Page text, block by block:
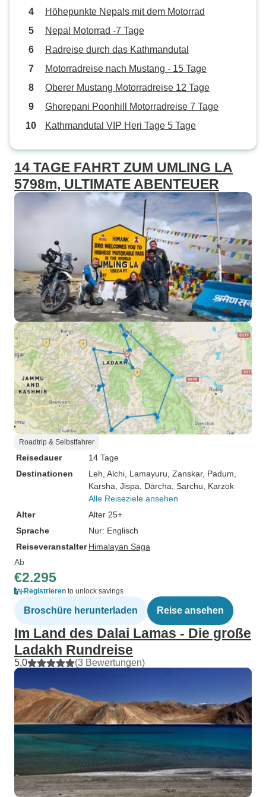
Höhepunkte Nepals mit dem Motorrad
Nepal Motorrad -7 Tage
Radreise durch das Kathmandutal
Motorradreise nach Mustang - 15 Tage
Oberer Mustang Motorradreise 12 Tage
Ghorepani Poonhill Motorradreise 7 Tage
Kathmandutal VIP Heri Tage 5 Tage
14 TAGE FAHRT ZUM UMLING LA
5798m, ULTIMATE ABENTEUER
Roadtrip & Selbstfahrer
Reisedauer
14 Tage
Destinationen
Leh , Alchi , Lamayuru , Zanskar, Padum
Karsha , Jispa , Dārcha , Sarchu , Karzok
Alle Reiseziele ansehen
Alter
Alter 25+
Sprache
Nur: Englisch
Reiseveranstalter Himalayan Saga
Ab
€2.295
Registrieren to unlock savings
Broschüre herunterladen Reise ansehen
Im Land des Dalai Lamas - Die große
Ladakh Rundreise
5,0 (3 Bewertungen)